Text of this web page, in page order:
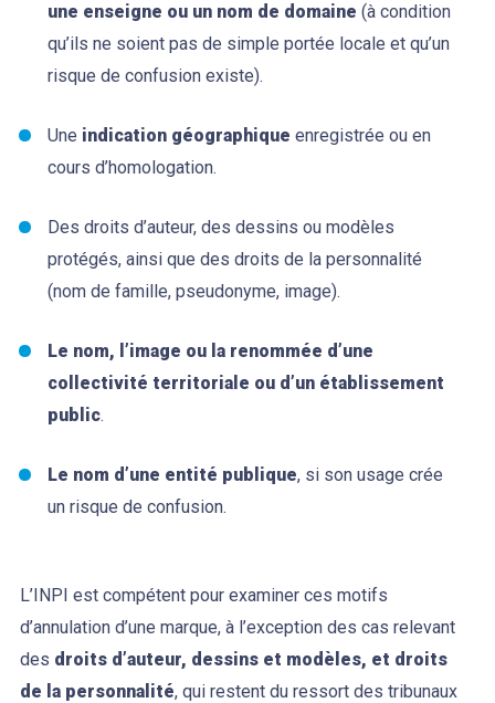
une enseigne ou un nom de domaine (à condition
qu’ils ne soient pas de simple portée locale et qu’un
risque de confusion existe).
Une indication géographique enregistrée ou en
cours d’homologation.
Des droits d’auteur, des dessins ou modèles
protégés, ainsi que des droits de la personnalité
(nom de famille, pseudonyme, image).
Le nom, l’image ou la renommée d’une
collectivité territoriale ou d’un établissement
public.
Le nom d’une entité publique, si son usage crée
un risque de confusion.
L’INPI est compétent pour examiner ces motifs
d’annulation d’une marque, à l’exception des cas relevant
des droits d’auteur, dessins et modèles, et droits
de la personnalité, qui restent du ressort des tribunaux